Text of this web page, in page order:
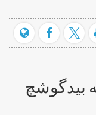
بیدگوشچ